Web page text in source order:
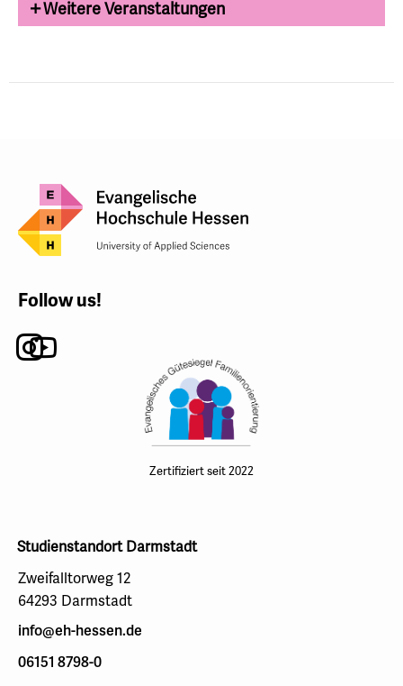
Weitere Veranstaltungen
Follow us!
Instagram
Youtube
Zertifiziert seit 2022
Studienstandort Darmstadt
Zweifalltorweg 12
64293 Darmstadt
info@eh-hessen.de
06151 8798-0